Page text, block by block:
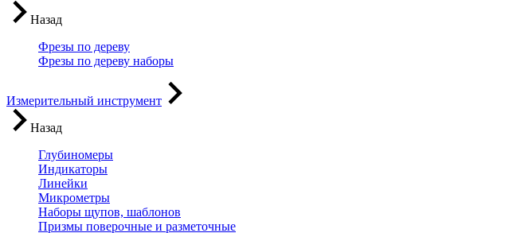
Назад
Фрезы по дереву
Фрезы по дереву наборы
Измерительный инструмент
Назад
Глубиномеры
Индикаторы
Линейки
Микрометры
Наборы щупов, шаблонов
Призмы поверочные и разметочные